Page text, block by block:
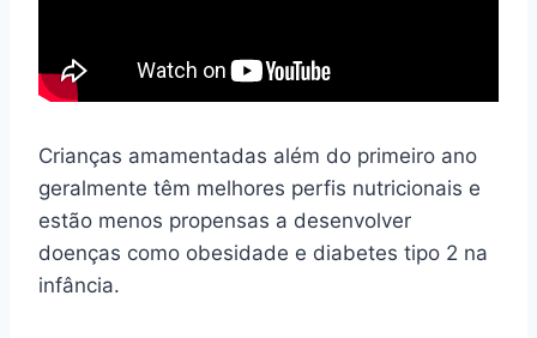
Crianças amamentadas além do primeiro ano
geralmente têm melhores perfis nutricionais e
estão menos propensas a desenvolver
doenças como obesidade e diabetes tipo 2 na
infância.